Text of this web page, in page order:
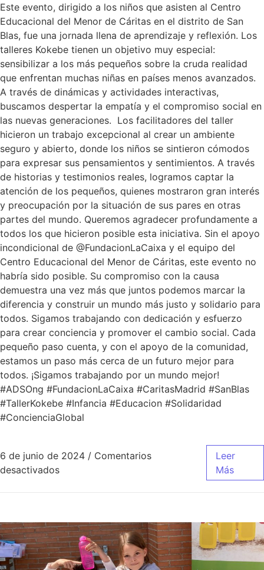
Este evento, dirigido a los niños que asisten al Centro
Educacional del Menor de Cáritas en el distrito de San
Blas, fue una jornada llena de aprendizaje y reflexión. Los
talleres Kokebe tienen un objetivo muy especial:
sensibilizar a los más pequeños sobre la cruda realidad
que enfrentan muchas niñas en países menos avanzados.
A través de dinámicas y actividades interactivas,
buscamos despertar la empatía y el compromiso social en
las nuevas generaciones. Los facilitadores del taller
hicieron un trabajo excepcional al crear un ambiente
seguro y abierto, donde los niños se sintieron cómodos
para expresar sus pensamientos y sentimientos. A través
de historias y testimonios reales, logramos captar la
atención de los pequeños, quienes mostraron gran interés
y preocupación por la situación de sus pares en otras
partes del mundo. Queremos agradecer profundamente a
todos los que hicieron posible esta iniciativa. Sin el apoyo
incondicional de @FundacionLaCaixa y el equipo del
Centro Educacional del Menor de Cáritas, este evento no
habría sido posible. Su compromiso con la causa
demuestra una vez más que juntos podemos marcar la
diferencia y construir un mundo más justo y solidario para
todos. Sigamos trabajando con dedicación y esfuerzo
para crear conciencia y promover el cambio social. Cada
pequeño paso cuenta, y con el apoyo de la comunidad,
estamos un paso más cerca de un futuro mejor para
todos. ¡Sigamos trabajando por un mundo mejor!
#ADSOng #FundacionLaCaixa #CaritasMadrid #SanBlas
#TallerKokebe #Infancia #Educacion #Solidaridad
#ConcienciaGlobal
6 de junio de 2024 / Comentarios
desactivados
Leer
Más